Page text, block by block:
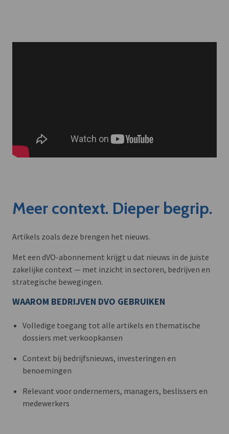
Meer context. Dieper begrip.
Artikels zoals deze brengen het nieuws.
Met een dVO-abonnement krijgt u dat nieuws in de juiste
zakelijke context — met inzicht in sectoren, bedrijven en
strategische bewegingen.
WAAROM BEDRIJVEN DVO GEBRUIKEN
Volledige toegang tot alle artikels en thematische
dossiers met verkoopkansen
Context bij bedrijfsnieuws, investeringen en
benoemingen
Relevant voor ondernemers, managers, beslissers en
medewerkers